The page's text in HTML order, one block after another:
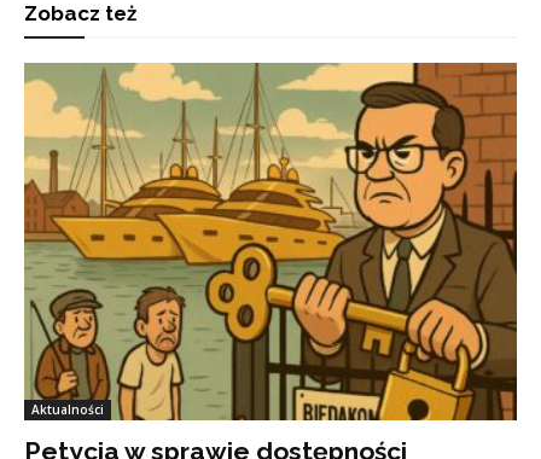
Zobacz też
Aktualności
Petycja w sprawie dostępności